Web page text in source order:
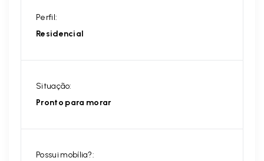
Perfil:
Residencial
Situação:
Pronto para morar
Possui mobília?: